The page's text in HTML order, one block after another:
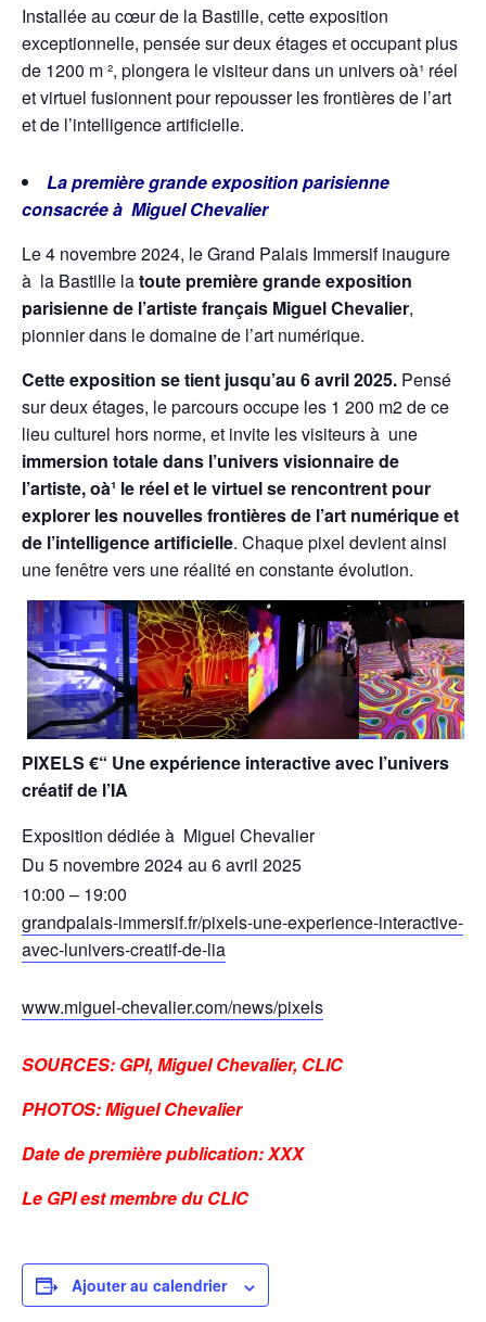
Installée au cœur de la Bastille, cette exposition
exceptionnelle, pensée sur deux étages et occupant plus
de 1200 m ², plongera le visiteur dans un univers oà¹ réel
et virtuel fusionnent pour repousser les frontières de l’art
et de l’intelligence artificielle.
La première grande exposition parisienne
consacrée à Miguel Chevalier
Le 4 novembre 2024, le Grand Palais Immersif inaugure
à la Bastille latoute première grande exposition
parisienne de l’artiste français Miguel Chevalier,
pionnier dans le domaine de l’art numérique.
Cette exposition se tient jusqu’au 6 avril 2025. Pensé
sur deux étages, le parcours occupe les 1 200 m2 de ce
lieu culturel hors norme, et invite les visiteurs à une
immersion totale dans l’univers visionnaire de
l’artiste, oà¹ le réel et le virtuel se rencontrent pour
explorer les nouvelles frontières de l’art numérique et
de l’intelligence artificielle. Chaque pixel devient ainsi
une fenêtre vers une réalité en constante évolution.
PIXELS €“ Une expérience interactive avec l’univers
créatif de l’IA
Exposition dédiée à Miguel Chevalier
Du 5 novembre 2024 au 6 avril 2025
10:00 – 19:00
grandpalais-immersif.fr/pixels-une-experience-interactive-
avec-lunivers-creatif-de-lia
www.miguel-chevalier.com/news/pixels
SOURCES: GPI, Miguel Chevalier, CLIC
PHOTOS: Miguel Chevalier
Date de première publication: XXX
Le GPI est membre du CLIC
Ajouter au calendrier